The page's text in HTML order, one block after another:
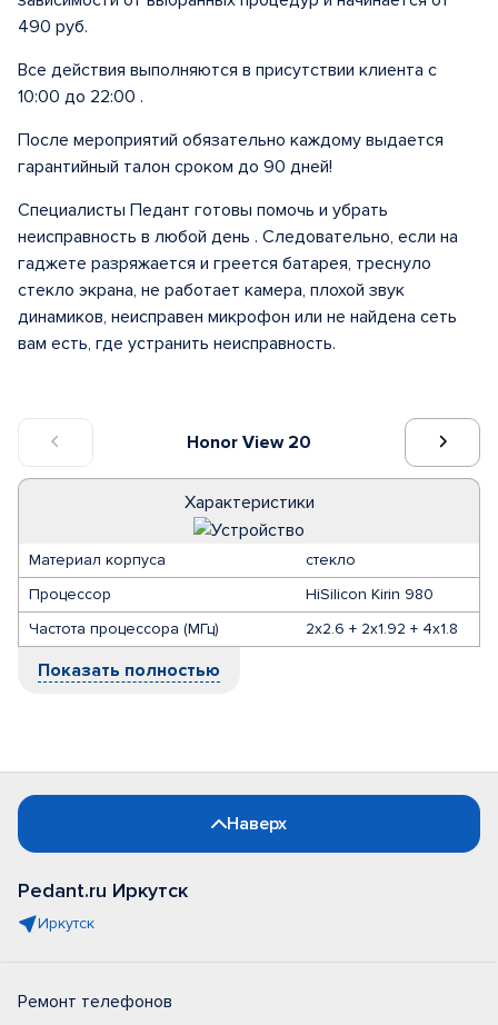
Honor View 20
Характеристики
Материал корпуса
стекло
Процессор
HiSilicon Kirin 980
Частота процессора (МГц)
2x2.6 + 2x1.92 + 4x1.8
Показать полностью
490 руб.
Все действия выполняются в присутствии клиента с
10:00 до 22:00 .
После мероприятий обязательно каждому выдается
гарантийный талон сроком до 90 дней!
Специалисты Педант готовы помочь и убрать
неисправность в любой день . Следовательно, если на
гаджете разряжается и греется батарея, треснуло
стекло экрана, не работает камера, плохой звук
динамиков, неисправен микрофон или не найдена сеть
вам есть, где устранить неисправность.
Наверх
Pedant.ru Иркутск
Иркутск
Ремонт телефонов